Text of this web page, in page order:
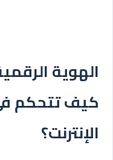
الهوية
كيف تتحكم
الإنترنت؟